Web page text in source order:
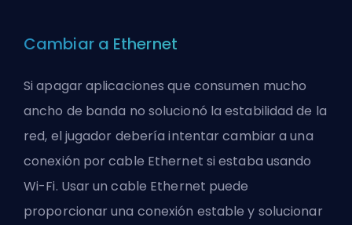
Cambiar a Ethernet
Si apagar aplicaciones que consumen mucho
ancho de banda no solucionó la estabilidad de la
red, el jugador debería intentar cambiar a una
conexión por cable Ethernet si estaba usando
Wi-Fi. Usar un cable Ethernet puede
proporcionar una conexión estable y solucionar